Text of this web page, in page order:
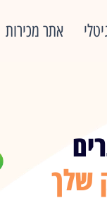
אתר מכירות
שלך